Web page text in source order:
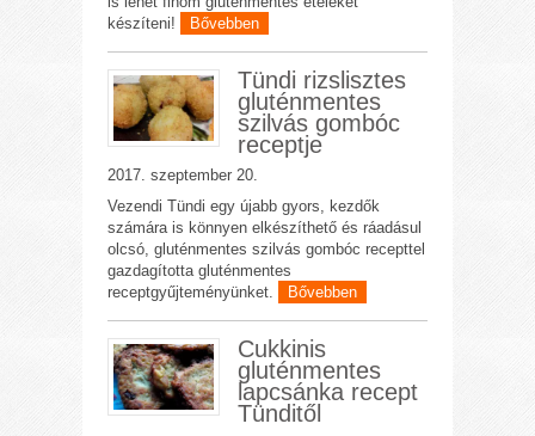
készíteni!
Bővebben
Tündi rizslisztes
gluténmentes
szilvás gombóc
receptje
2017. szeptember 20.
Vezendi Tündi egy újabb gyors, kezdők
számára is könnyen elkészíthető és ráadásul
olcsó, gluténmentes szilvás gombóc recepttel
gazdagította gluténmentes
receptgyűjteményünket.
Bővebben
Cukkinis
gluténmentes
lapcsánka recept
Tünditől